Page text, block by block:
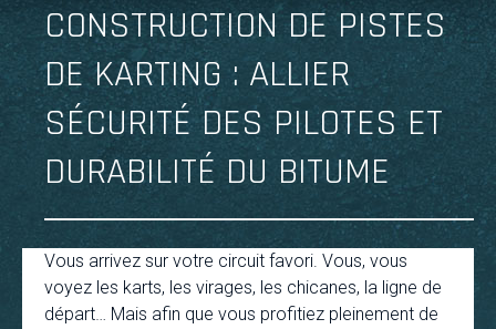
CONSTRUCTION DE PISTES
DE KARTING : ALLIER
SÉCURITÉ DES PILOTES ET
DURABILITÉ DU BITUME
Vous arrivez sur votre circuit favori. Vous, vous
voyez les karts, les virages, les chicanes, la ligne de
départ… Mais afin que vous profitiez pleinement de